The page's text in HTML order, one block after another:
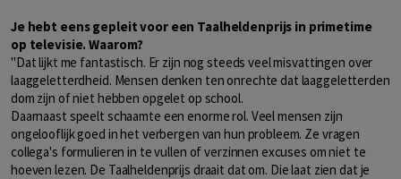
Je hebt eens gepleit voor een Taalheldenprijs in primetime
op televisie. Waarom?
"Dat lijkt me fantastisch. Er zijn nog steeds veel misvattingen over
laaggeletterdheid. Mensen denken ten onrechte dat laaggeletterden
dom zijn of niet hebben opgelet op school.
Daarnaast speelt schaamte een enorme rol. Veel mensen zijn
ongelooflijk goed in het verbergen van hun probleem. Ze vragen
collega's formulieren in te vullen of verzinnen excuses om niet te
hoeven lezen. De Taalheldenprijs draait dat om. Die laat zien dat je